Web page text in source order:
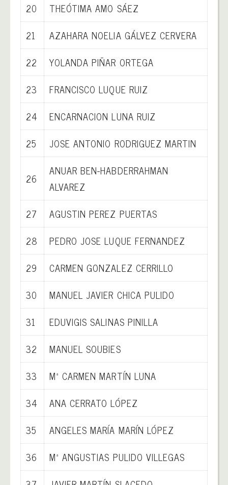
20
THEÓTIMA AMO SÁEZ
21
AZAHARA NOELIA GÁLVEZ CERVERA
22
YOLANDA PIÑAR ORTEGA
23
FRANCISCO LUQUE RUIZ
24
ENCARNACION LUNA RUIZ
25
JOSE ANTONIO RODRIGUEZ MARTIN
26
ANUAR BEN-HABDERRAHMAN
ALVAREZ
27
AGUSTIN PEREZ PUERTAS
28
PEDRO JOSE LUQUE FERNANDEZ
29
CARMEN GONZALEZ CERRILLO
30
MANUEL JAVIER CHICA PULIDO
31
EDUVIGIS SALINAS PINILLA
32
MANUEL SOUBIES
33
Mª CARMEN MARTÍN LUNA
34
ANA CERRATO LÓPEZ
35
ANGELES MARÍA MARÍN LÓPEZ
36
Mª ANGUSTIAS PULIDO VILLEGAS